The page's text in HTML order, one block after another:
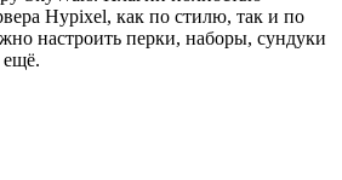
Hypixel, как по стилю, так и по
настроить перки, наборы, сундуки